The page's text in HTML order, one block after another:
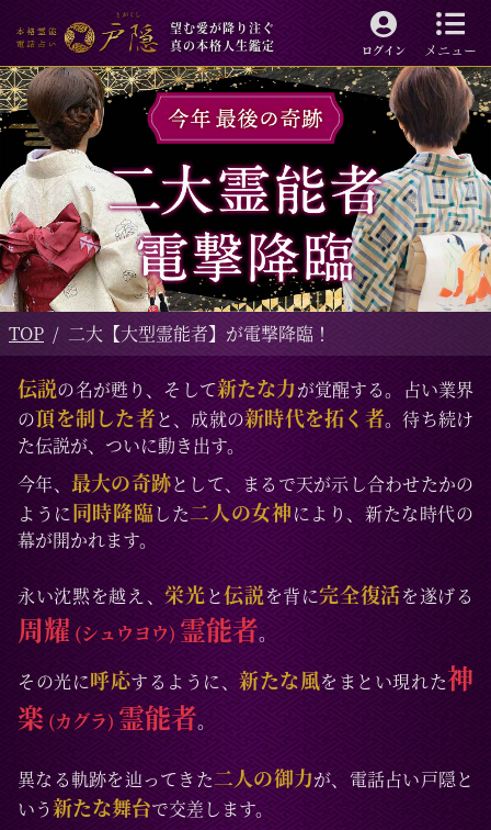
メニュー
望む愛が降り注ぐ
真の本格人生鑑定
ログイン
TOP 二大【大型霊能者】が電撃降臨！
伝説の名が甦り、そして新たな力が覚醒する。占い業界
の頂を制した者と、成就の新時代を拓く者。待ち続け
た伝説が、ついに動き出す。
今年、 最大の奇跡として、まるで天が示し合わせたかの
ように同時降臨した二人の女神により、新たな時代の
幕が開かれます。
永い沈黙を越え、栄光と伝説を背に完全復活を遂げる
周耀 (シュウヨウ)霊能者。
その光に呼応するように、新たな風をまとい現れた神
楽 (カグラ) 霊能者。
異なる軌跡を辿ってきた二人の御力が、電話占い戸隠と
いう新たな舞台で交差します。